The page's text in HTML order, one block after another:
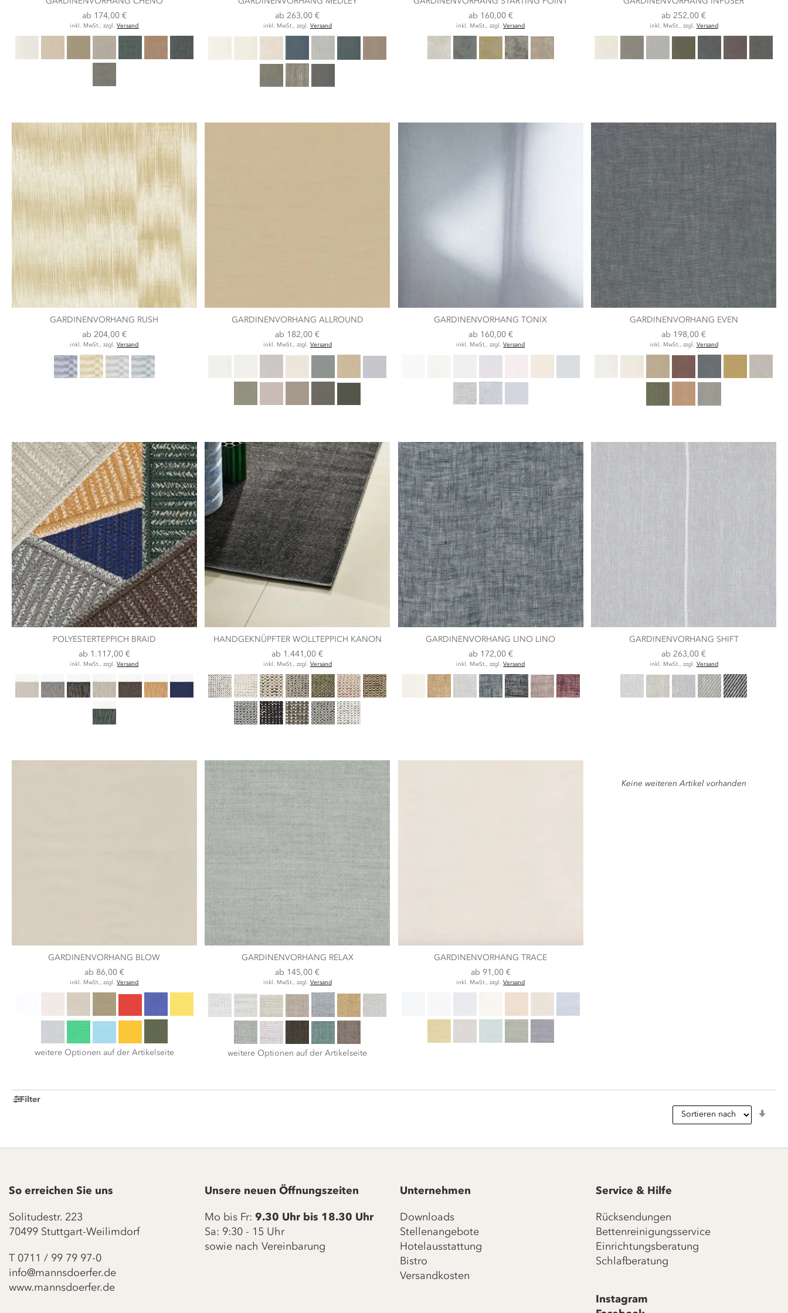
ab 174,00 €
inkl. MwSt., zzgl.Versand
ab263,00 €
inkl. MwSt., zzgl. Versand
ab 160,00 €
inkl. MwSt., zzgl.Versand
ab252,00 €
inkl. MwSt., zzgl. Versand
GARDINENVORHANG RUSH
ab 204,00 €
inkl. MwSt., zzgl.Versand
GARDINENVORHANG ALLROUND
ab 182,00 €
inkl. MwSt., zzgl. Versand
GARDINENVORHANG TONIX
ab 160,00 €
inkl. MwSt., zzgl.Versand
GARDINENVORHANG EVEN
ab 198,00 €
inkl. MwSt., zzgl. Versand
POLYESTERTEPPICH BRAID
ab 1.117,00 €
inkl. MwSt., zzgl.Versand
HANDGEKNÜPFTER WOLLTEPPICH KANON
ab 1.441,00 €
inkl. MwSt., zzgl. Versand
GARDINENVORHANG LINO LINO
ab 172,00 €
inkl. MwSt., zzgl.Versand
GARDINENVORHANG SHIFT
ab263,00 €
inkl. MwSt., zzgl. Versand
GARDINENVORHANG BLOW
ab 86,00 €
inkl. MwSt., zzgl.Versand
weitere Optionen auf der Artikelseite
GARDINENVORHANG RELAX
ab 145,00 €
inkl. MwSt., zzgl. Versand
weitere Optionen auf der Artikelseite
GARDINENVORHANG TRACE
ab 91,00 €
inkl. MwSt., zzgl.Versand
Keine weiteren Artikel vorhanden
Filter
So erreichen Sie uns
Solitudestr. 223
70499 Stuttgart-Weilimdorf
T 0711 / 99 79 97-0
info@mannsdoerfer.de
www.mannsdoerfer.de
Unsere neuen Öffnungszeiten
Mo bis Fr: 9.30 Uhr bis 18.30 Uhr
Sa: 9:30 - 15 Uhr
sowie nach Vereinbarung
Unternehmen
Downloads
Stellenangebote
Hotelausstattung
Bistro
Versandkosten
Service & Hilfe
Rücksendungen
Bettenreinigungsservice
Einrichtungsberatung
Schlafberatung
Instagram